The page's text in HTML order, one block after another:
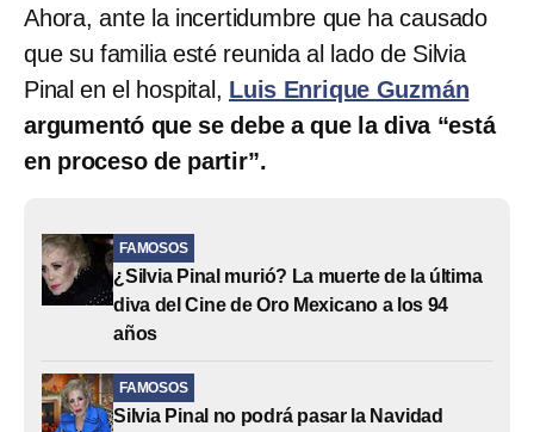
Ahora, ante la incertidumbre que ha causado
que su familia esté reunida al lado de Silvia
Pinal en el hospital, Luis Enrique Guzmán
argumentó que se debe a que la diva “está
en proceso de partir”.
FAMOSOS
¿Silvia Pinal murió? La muerte de la última
diva del Cine de Oro Mexicano a los 94
años
FAMOSOS
Silvia Pinal no podrá pasar la Navidad